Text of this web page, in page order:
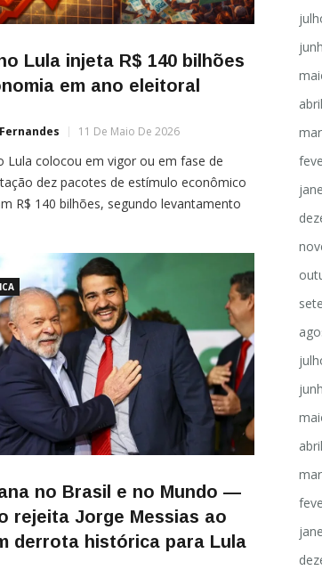
Lula injeta R$ 140 bilhões
em ano eleitoral
11 De Maio De 2026
Lula colocou em vigor ou em fase de
dez pacotes de estímulo econômico
R$ 140 bilhões, segundo levantamento
direto no Orçamento” — para turbinar
antes das eleições de outubro sem
as […]
no Brasil e no Mundo —
rejeita Jorge Messias ao
derrota histórica para Lula